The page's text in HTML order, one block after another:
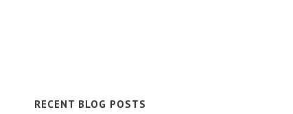
RECENT BLOG POSTS